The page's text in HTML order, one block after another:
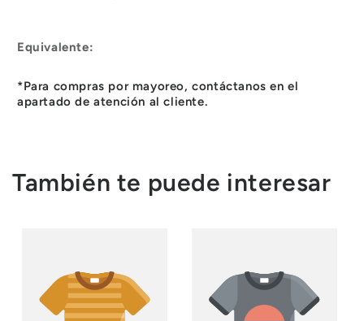
Equivalente:
*Para compras por mayoreo, contáctanos en el
apartado de atención al cliente.
También te puede interesar